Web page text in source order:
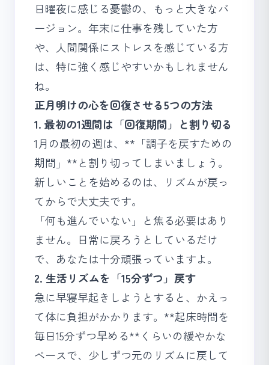
日曜夜に感じる憂鬱の、もっと大きなバ
ージョン。年末に仕事を残していた方
や、人間関係にストレスを感じている方
は、特に強く感じやすいかもしれません
ね。
正月明けの心を回復させる5つの方法
1. 最初の1週間は「回復期間」と割り切る
1月の最初の週は、**「調子を戻すための
期間」**と割り切ってしまいましょう。
新しいことを始めるのは、リズムが戻っ
てからで大丈夫です。
「何も進んでいない」と焦る必要はあり
ません。日常に戻ろうとしているだけ
で、あなたは十分頑張っていますよ。
2. 生活リズムを「15分ずつ」戻す
急に早寝早起きしようとすると、かえっ
て体に負担がかかります。**起床時間を
毎日15分ずつ早める**くらいの緩やかな
ペースで、少しずつ元のリズムに戻して